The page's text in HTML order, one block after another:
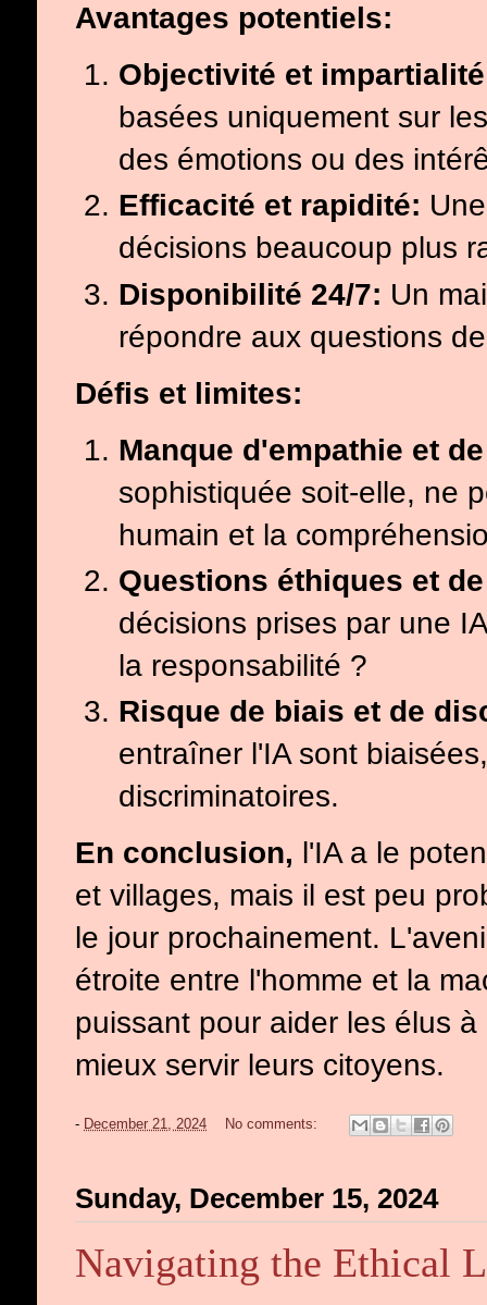
Avantages potentiels:
Objectivité et
basées uniquement sur
des émotions ou des
Efficacité et rapidité:
décisions beaucoup plus
Disponibilité 24/7: Un
répondre aux questions
Défis et limites:
Manque d'empathie et
sophistiquée soit-elle, ne
humain et la
Questions éthiques et
décisions prises par une
la responsabilité ?
Risque de biais et de
entraîner l'IA sont
discriminatoires.
En conclusion, l'IA a le
et villages, mais il est peu
le jour prochainement.
étroite entre l'homme et la
puissant pour aider les élus
mieux servir leurs citoyens.
- December 21, 2024 No comments:
Sunday, December 15, 2024
Navigating the Ethical